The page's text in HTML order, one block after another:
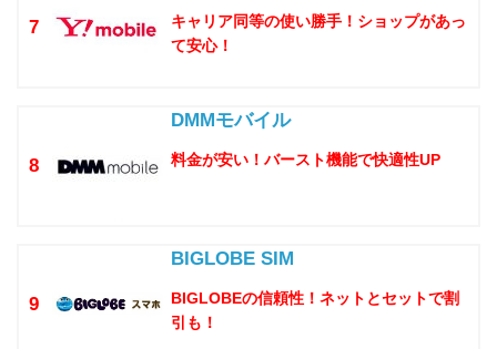
7
キャリア同等の使い勝手！ショップがあっ
て安心！
8
DMMモバイル
料金が安い！バースト機能で快適性UP
9
BIGLOBE SIM
BIGLOBEの信頼性！ネットとセットで割
引も！